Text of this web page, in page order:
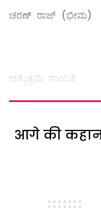
ಚರಣ್ ರಾಜ್‍ (ಭೀಮ)
ಅತ್ಯುತ್ತಮ ಗಾಯಕಿ
आगे की